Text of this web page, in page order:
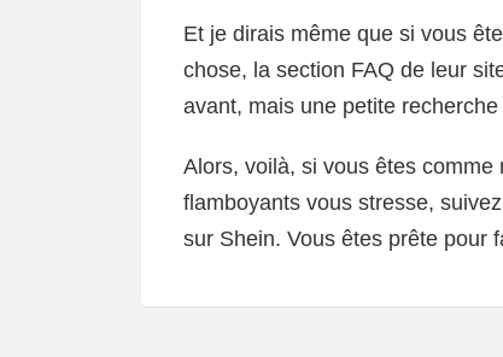
Et je dirais même que si vous
chose, la section FAQ de leur
avant, mais une petite
Alors, voilà, si vous êtes comme
flamboyants vous stresse,
sur Shein. Vous êtes prête pour